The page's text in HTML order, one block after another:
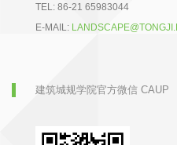
TEL: 86-21 65983044
E-MAIL:
建筑城规学院官方微信 CAUP